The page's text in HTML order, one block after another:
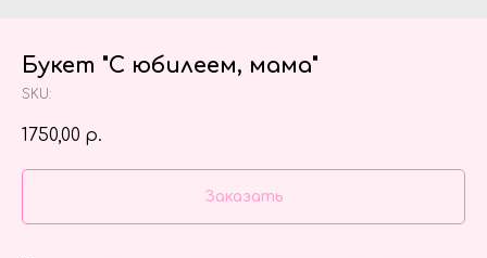
Букет "С юбилеем, мама"
SKU:
1750,00 р.
Заказать